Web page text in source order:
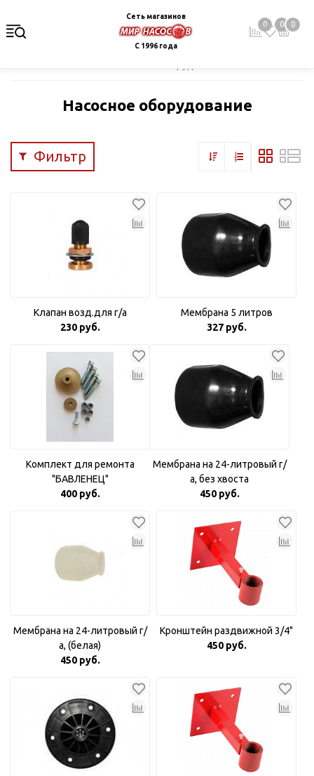
Сеть магазинов
С 1996 года
0 0 0
Насосное оборудование
Фильтр
Клапан возд.для г/а
230 руб.
Мембрана 5 литров
327 руб.
Комплект для ремонта
"БАВЛЕНЕЦ"
400 руб.
Мембрана на 24-литровый г/
а, без хвоста
450 руб.
Мембрана на 24-литровый г/
а, (белая)
450 руб.
Кронштейн раздвижной 3/4"
450 руб.